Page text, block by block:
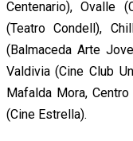
Centenario), Ovalle
(Teatro Condell),
(Balmaceda Arte
Valdivia (Cine Club
Mafalda Mora,
(Cine Estrella).